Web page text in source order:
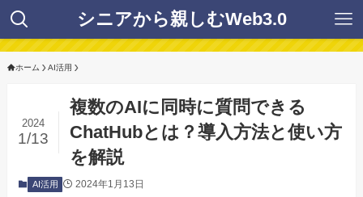
シニアから親しむWeb3.0
ホーム AI活用
複数のAIに同時に質問できる
ChatHubとは？導入方法と使い方
を解説
2024
1/13
AI活用 2024年1月13日